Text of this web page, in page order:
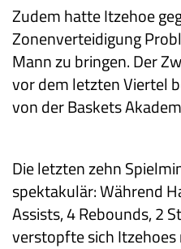
Zudem hatte Itzehoe
Zonenverteidigung
Mann zu bringen. Der
vor dem letzten Viertel
von der Baskets
Die letzten zehn
spektakulär: Während
Assists, 4 Rebounds, 2
verstopfte sich Itzehoes